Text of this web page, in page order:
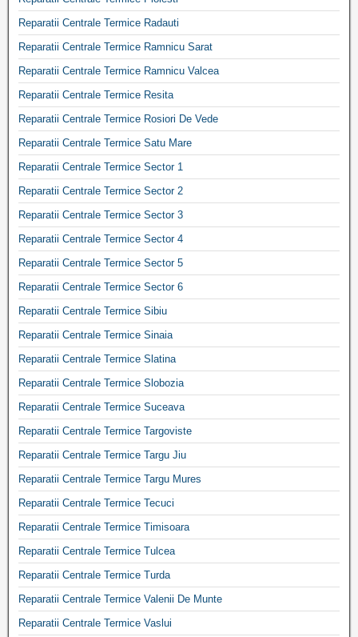
Reparatii Centrale Termice Radauti
Reparatii Centrale Termice Ramnicu Sarat
Reparatii Centrale Termice Ramnicu Valcea
Reparatii Centrale Termice Resita
Reparatii Centrale Termice Rosiori De Vede
Reparatii Centrale Termice Satu Mare
Reparatii Centrale Termice Sector 1
Reparatii Centrale Termice Sector 2
Reparatii Centrale Termice Sector 3
Reparatii Centrale Termice Sector 4
Reparatii Centrale Termice Sector 5
Reparatii Centrale Termice Sector 6
Reparatii Centrale Termice Sibiu
Reparatii Centrale Termice Sinaia
Reparatii Centrale Termice Slatina
Reparatii Centrale Termice Slobozia
Reparatii Centrale Termice Suceava
Reparatii Centrale Termice Targoviste
Reparatii Centrale Termice Targu Jiu
Reparatii Centrale Termice Targu Mures
Reparatii Centrale Termice Tecuci
Reparatii Centrale Termice Timisoara
Reparatii Centrale Termice Tulcea
Reparatii Centrale Termice Turda
Reparatii Centrale Termice Valenii De Munte
Reparatii Centrale Termice Vaslui